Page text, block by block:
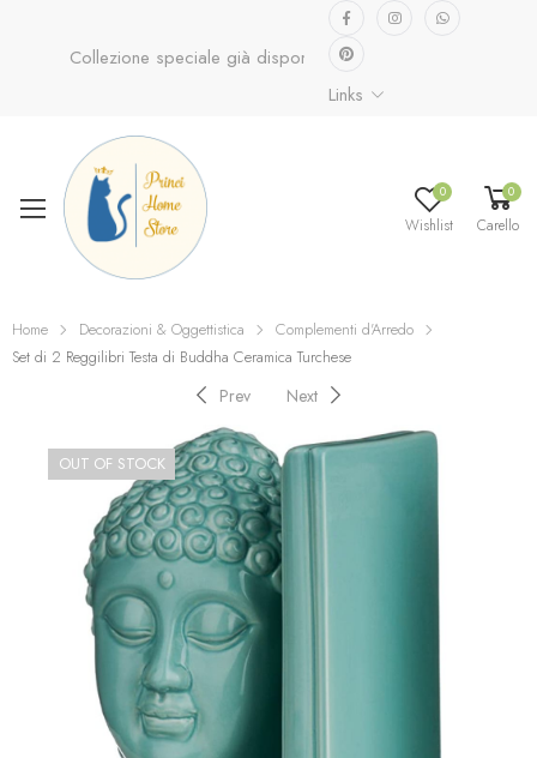
Collezione speciale già disponibile.
Scopri ora...
Links
0
Wishlist
0
Carello
Home Decorazioni & Oggettistica
Complementi d'Arredo
Set di 2 Reggilibri Testa di Buddha Ceramica Turchese
Prev Next
OUT OF STOCK